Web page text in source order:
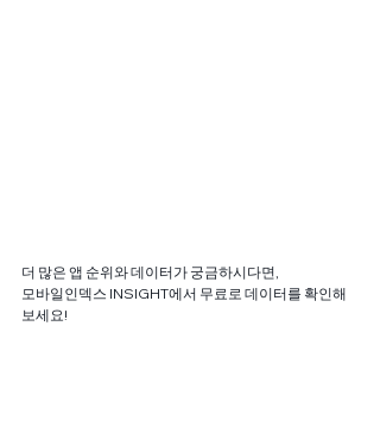
더 많은 앱 순위와 데이터가 궁금하시다면,
모바일인덱스 INSIGHT에서 무료로 데이터를 확인해
보세요!